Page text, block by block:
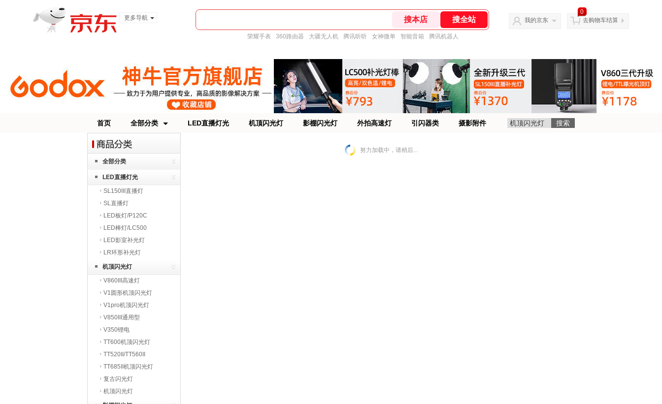
更多导航
荣耀手表 360路由器 大疆无人机 腾讯听听 女神微单 智能音箱 腾讯机器人
我的京东
0
去购物车结算
首页 全部分类 LED直播灯光 机顶闪光灯 影棚闪光灯 外拍高速灯 引闪器类 摄影附件
全部分类
LED直播灯光
SL150III直播灯
SL直播灯
LED板灯/P120C
LED棒灯/LC500
LED影室补光灯
LR环形补光灯
机顶闪光灯
V860III高速灯
V1圆形机顶闪光灯
V1pro机顶闪光灯
V850III通用型
V350锂电
TT600机顶闪光灯
TT520II/TT560II
TT685II机顶闪光灯
复古闪光灯
机顶闪光灯
努力加载中，请稍后...